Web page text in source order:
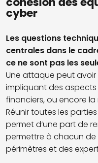
cyber
Les questions
centrales dans le
ce ne sont pas les
Une attaque peut
impliquant des aspects
financiers, ou encore
Réunir toutes les
permet d’une part de
permettre à chacun
périmètres et des